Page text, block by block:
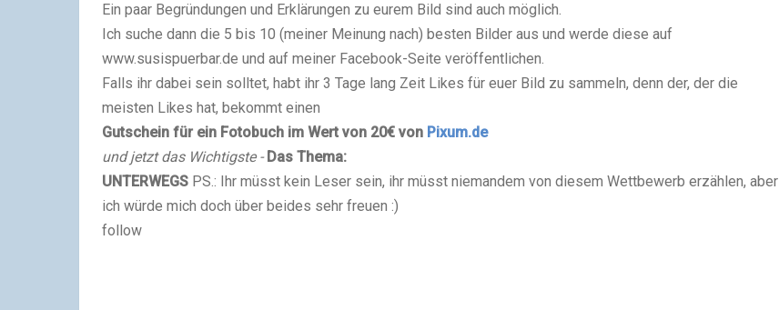
Ein paar Begründungen und Erklärungen zu eurem Bild sind auch möglich.
Ich suche dann die 5 bis 10 (meiner Meinung nach) besten Bilder aus und werde diese auf
www.susispuerbar.de und auf meiner Facebook-Seite veröffentlichen.
Falls ihr dabei sein solltet, habt ihr 3 Tage lang Zeit Likes für euer Bild zu sammeln, denn der, der die
meisten Likes hat, bekommt einen
Gutschein für ein Fotobuch im Wert von 20€ von Pixum.de
und jetzt das Wichtigste -Das Thema:
UNTERWEGS PS.: Ihr müsst kein Leser sein, ihr müsst niemandem von diesem Wettbewerb erzählen, aber
ich würde mich doch über beides sehr freuen :)
follow